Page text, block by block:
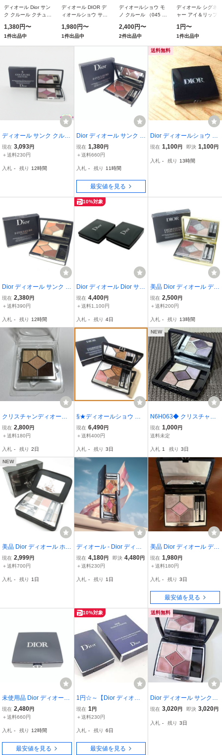
ディオール Dior サン
ク クルール クチュー
ン （ベルベット エデ
ィション） 限定品
1,380円〜
1件出品中
ディオール DIOR デ
ィオールショウ サン
ク オーガンザ （スプ
リング コレクション
2024 限定品）
1,980円〜
1件出品中
ディオールショウ モ
ノ クルール （045 セ
ー）
2,400円〜
2件出品中
ディオール シグネチ
ャー アイ＆リップ
1円〜
1件出品中
ディオール サンク クルー
ル クチュール #849 ピン
ク サクラ 残量多 C810
現在 3,093円
＋送料230円
入札 - 残り 12時間
Dior ディオール サンク ク
ルール クチュール 869 レ
ッド タータン アイシャド
化粧品コスメ 管理MK260
04642
現在 1,380円
＋送料660円
入札 - 残り 11時間
最安値を見る
送料無料
Dior ディオールショウ モ
ノ クルール 884 ルージュ
イシャドウ
現在 1,100円 即決 1,100円
入札 - 残り 13時間
Dior ディオール サンク ク
ルール クチュール 629 コ
ーラル ペイズリー 化粧品
ット 残量約85% 管理YK2
6003758
現在 2,380円
＋送料390円
入札 - 残り 12時間
10%対象
Dior ディオール Dior サン
ククルール 167・157 ア
イシャドウ 2点 化粧品
現在 4,400円
＋送料1,100円
入札 - 残り 4日
美品 Dior ディオール ディ
オールショウサンククル
ール アイシャドウ 863 ソ
O12874R2
現在 2,500円
＋送料200円
入札 - 残り 13時間
クリスチャンディオール
サンク クルール クチュー
ル 523 ベージュクチュ
現在 2,800円
＋送料180円
入札 - 残り 2日
§★ディオールショウ サ
ンク クルール / 664 ワイ
ルド ベージュ♪アイシャ
現在 6,490円
＋送料400円
入札 - 残り 3日
NEW
N6H063◆ クリスチャン
ディオール サンククルー
ル イリディセント 129 ア
現在 1,000円
送料未定
入札 1 残り 3日
NEW
美品 Dior ディオール ホリ
デイ メイクアップパレッ
ト アイシャドウ チーク
ト ホリデー BU7430R
現在 2,999円
＋送料700円
入札 - 残り 1日
ディオール - Dior ディオ
ールショウ サンク クルー
ル(（サマー コレクション
ビエラ｜新品★未使用◆
現在 4,180円 即決 4,480円
＋送料230円
入札 - 残り 1日
美品 Dior ディオール ディ
オールショウ サンク クル
ール アイシャドウ ピン
現在 1,980円
＋送料180円
入札 - 残り 3日
最安値を見る
未使用品 Dior ディオール
ディオールショウ モ
ノ クルール アイシャド
メイク パレット 化粧品
管理RO26002937
現在 2,480円
＋送料660円
入札 - 残り 12時間
最安値を見る
10%対象
1円☆～【Dior ディオー
ル アイ＆リップ パレッ
ト】MAKEUP PALETTE/
グロス/未使用保管品/箱付
き ☆
現在 1 円
＋送料230円
入札 - 残り 6日
最安値を見る
送料無料
Dior ディオール サンクク
ルールクチュール アイシ
7g 色1947 コスメ レディ
現在 3,020円 即決 3,020円
入札 - 残り 3日